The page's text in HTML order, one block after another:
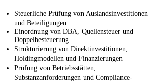
Steuerliche Prüfung von Auslandsinvestitionen
und Beteiligungen
Einordnung von DBA, Quellensteuer und
Doppelbesteuerung
Strukturierung von Direktinvestitionen,
Holdingmodellen und Finanzierungen
Prüfung von Betriebsstätten,
Substanzanforderungen und Compliance-